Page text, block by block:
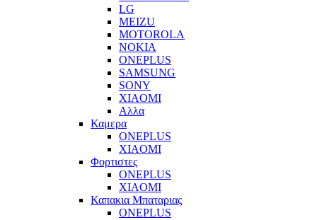
LG
MEIZU
MOTOROLA
NOKIA
ONEPLUS
SAMSUNG
SONY
XIAOMI
Αλλα
Καμερα
ONEPLUS
XIAOMI
Φορτιστες
ONEPLUS
XIAOMI
Καπακια Μπαταριας
ONEPLUS